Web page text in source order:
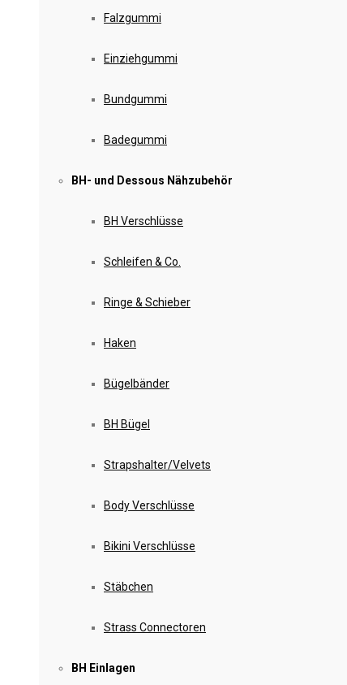
Falzgummi
Einziehgummi
Bundgummi
Badegummi
BH- und Dessous Nähzubehör
BH Verschlüsse
Schleifen & Co.
Ringe & Schieber
Haken
Bügelbänder
BH Bügel
Strapshalter/Velvets
Body Verschlüsse
Bikini Verschlüsse
Stäbchen
Strass Connectoren
BH Einlagen